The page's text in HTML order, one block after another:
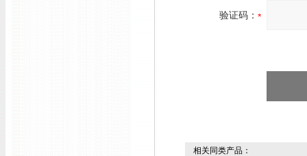
验证码：
相关同类产品：